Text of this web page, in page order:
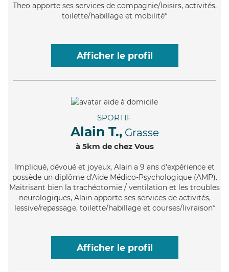
Theo apporte ses services de compagnie/loisirs, activités,
toilette/habillage et mobilité*
Afficher le profil
SPORTIF
Alain T., Grasse
à 5km de chez Vous
Impliqué, dévoué et joyeux, Alain a 9 ans d'expérience et
possède un diplôme d'Aide Médico-Psychologique (AMP).
Maitrisant bien la trachéotomie / ventilation et les troubles
neurologiques, Alain apporte ses services de activités,
lessive/repassage, toilette/habillage et courses/livraison*
Afficher le profil